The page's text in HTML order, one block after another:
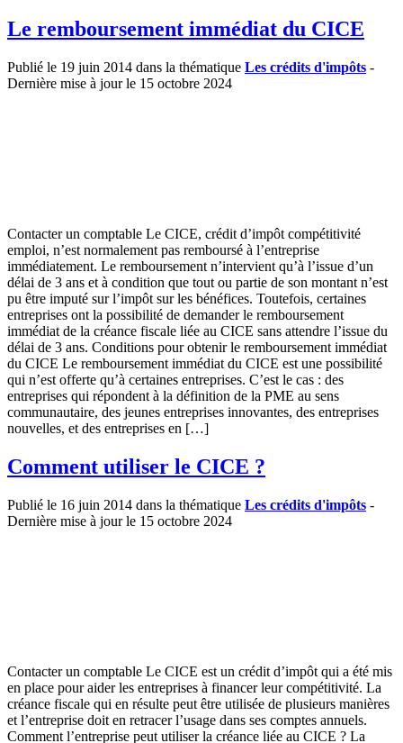
Le remboursement immédiat du CICE
Publié le 19 juin 2014 dans la thématique Les crédits d'impôts -
Dernière mise à jour le 15 octobre 2024
Contacter un comptable Le CICE, crédit d’impôt compétitivité
emploi, n’est normalement pas remboursé à l’entreprise
immédiatement. Le remboursement n’intervient qu’à l’issue d’un
délai de 3 ans et à condition que tout ou partie de son montant n’est
pu être imputé sur l’impôt sur les bénéfices. Toutefois, certaines
entreprises ont la possibilité de demander le remboursement
immédiat de la créance fiscale liée au CICE sans attendre l’issue du
délai de 3 ans. Conditions pour obtenir le remboursement immédiat
du CICE Le remboursement immédiat du CICE est une possibilité
qui n’est offerte qu’à certaines entreprises. C’est le cas : des
entreprises qui répondent à la définition de la PME au sens
communautaire, des jeunes entreprises innovantes, des entreprises
nouvelles, et des entreprises en […]
Comment utiliser le CICE ?
Publié le 16 juin 2014 dans la thématique Les crédits d'impôts -
Dernière mise à jour le 15 octobre 2024
Contacter un comptable Le CICE est un crédit d’impôt qui a été mis
en place pour aider les entreprises à financer leur compétitivité. La
créance fiscale qui en résulte peut être utilisée de plusieurs manières
et l’entreprise doit en retracer l’usage dans ses comptes annuels.
Comment l’entreprise peut utiliser la créance liée au CICE ? La